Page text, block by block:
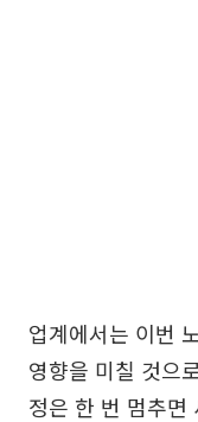
업계에서는 이번
영향을 미칠 것으
정은 한 번 멈추면